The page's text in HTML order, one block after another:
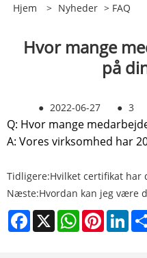
Hjem > Nyheder > FAQ
Hvor mange
på
● 2022-06-27 ● 3
Q: Hvor mange
A: Vores virksomhed har
Tidligere:Hvilket certifikat har
Næste:Hvordan kan jeg være
Facebook
X WhatsAppPinterest